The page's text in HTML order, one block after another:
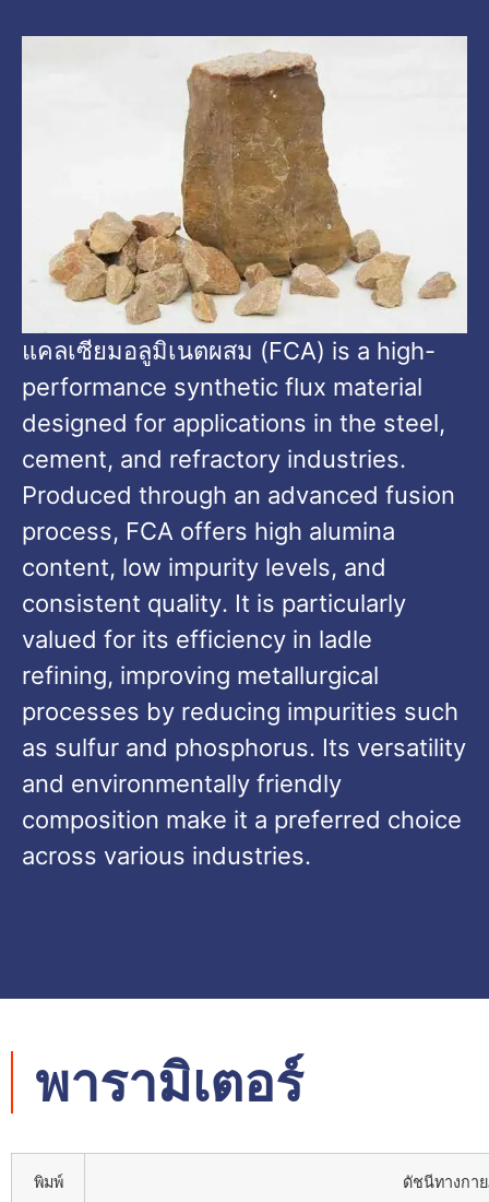
แคลเซียมอลูมิเนตผสม (FCA) is a high-
performance synthetic flux material
designed for applications in the steel,
cement, and refractory industries.
Produced through an advanced fusion
process, FCA offers high alumina
content, low impurity levels, and
consistent quality. It is particularly
valued for its efficiency in ladle
refining, improving metallurgical
processes by reducing impurities such
as sulfur and phosphorus. Its versatility
and environmentally friendly
composition make it a preferred choice
across various industries.
พารามิเตอร์
พิมพ์ ดัชนีทางกา